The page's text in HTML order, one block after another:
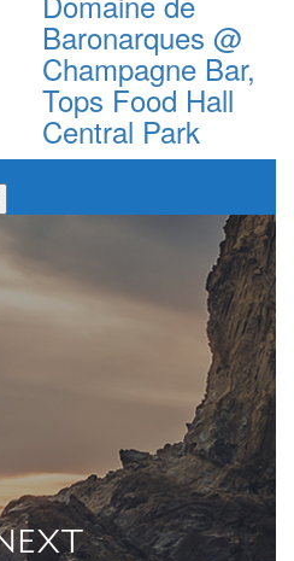
Baronarques @
Champagne Bar,
Tops Food Hall
Central Park